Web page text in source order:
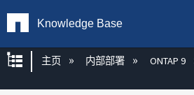
Knowledge Base
扩展/隐缩全局层次
主页 内部部署 ONTAP 9